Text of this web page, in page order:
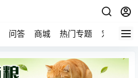
问答 商城 热门专题 宠物企业